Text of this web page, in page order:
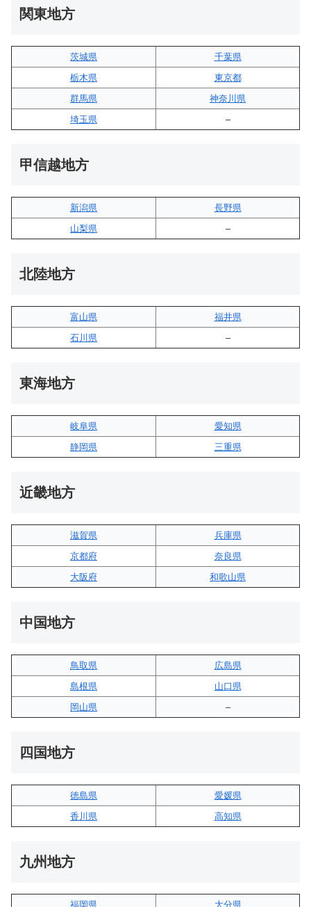
関東地方
茨城県
千葉県
栃木県
東京都
群馬県
神奈川県
埼玉県
–
甲信越地方
新潟県
長野県
山梨県
–
北陸地方
富山県
福井県
石川県
–
東海地方
岐阜県
愛知県
静岡県
三重県
近畿地方
滋賀県
兵庫県
京都府
奈良県
大阪府
和歌山県
中国地方
鳥取県
広島県
島根県
山口県
岡山県
–
四国地方
徳島県
愛媛県
香川県
高知県
九州地方
福岡県 大分県